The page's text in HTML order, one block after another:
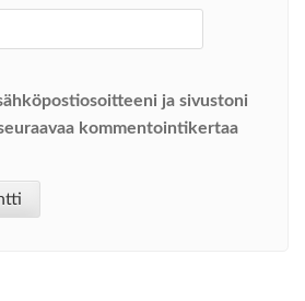
ja sivustoni
kommentointikertaa